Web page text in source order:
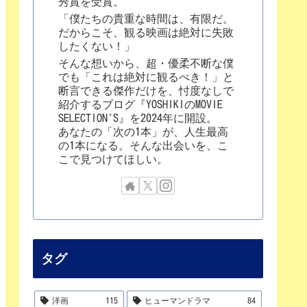
「僕たちの貴重な時間は、有限だ。
だからこそ、観る映画は絶対に失敗
したくない！」
そんな想いから、超・優柔不断な僕
でも「これは絶対に観るべき！」と
断言できる傑作だけを、忖度なしで
紹介するブログ『YOSHIKIのMOVIE
SELECTION'S』を2024年に開設。
あなたの「次の1本」が、人生最高
の1本になる。そんな出会いを、こ
こで見つけてほしい。
タグ
洋画 115 ヒューマンドラマ 84